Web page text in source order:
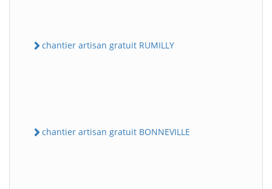
chantier artisan gratuit RUMILLY
chantier artisan gratuit BONNEVILLE